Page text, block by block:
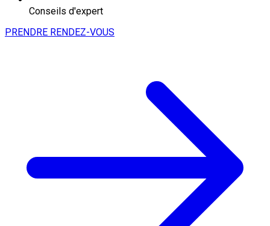
Conseils d'expert
PRENDRE RENDEZ-VOUS